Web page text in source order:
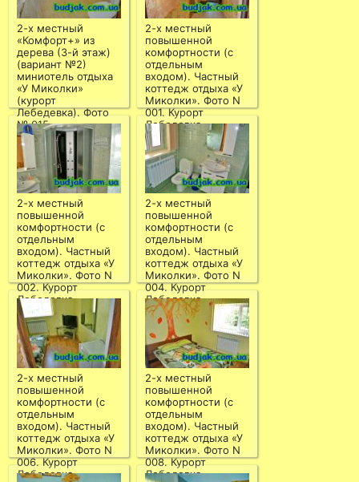
2-х местный
«Комфорт+» из
дерева (3-й этаж)
(вариант №2)
миниотель отдыха
«У Миколки»
(курорт
Лебедевка). Фото
№ 015
2-х местный
повышенной
комфортности (с
отдельным
входом). Частный
коттедж отдыха «У
Миколки». Фото N
001. Курорт
Лебедевка
2-х местный
повышенной
комфортности (с
отдельным
входом). Частный
коттедж отдыха «У
Миколки». Фото N
002. Курорт
Лебедевка
2-х местный
повышенной
комфортности (с
отдельным
входом). Частный
коттедж отдыха «У
Миколки». Фото N
004. Курорт
Лебедевка
2-х местный
повышенной
комфортности (с
отдельным
входом). Частный
коттедж отдыха «У
Миколки». Фото N
006. Курорт
Лебедевка
2-х местный
повышенной
комфортности (с
отдельным
входом). Частный
коттедж отдыха «У
Миколки». Фото N
008. Курорт
Лебедевка